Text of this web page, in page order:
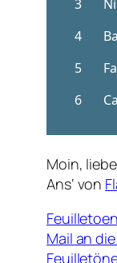
Moin,
Ans‘ von
Mail an